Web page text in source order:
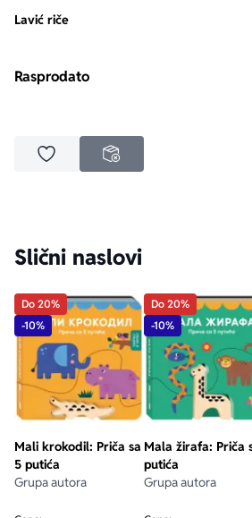
Lavić riče
Rasprodato
Dodaj u omiljeneNEDOSTUPNO
Slični naslovi
Do 20%
-10%
Mali krokodil: Priča sa
5 putića
Grupa autora
Do 20%
-10%
Mala žirafa: Priča
putića
Grupa autora